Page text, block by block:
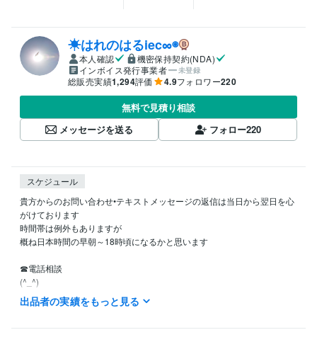
☀はれのはるiec∞◉
本人確認
機密保持契約(NDA)
インボイス発行事業者
未登録
総販売実績1,294評価 4.9フォロワー220
無料で見積り相談
メッセージを送る
フォロー220
スケジュール
貴方からのお問い合わせ•テキストメッセージの返信は当日から翌日を心
がけております
時間帯は例外もありますが
概ね日本時間の早朝～18時頃になるかと思います
☎電話相談
(^_^)
現在
週の数日◦朝～夕方間ランダム待機
出品者の実績をもっと見る